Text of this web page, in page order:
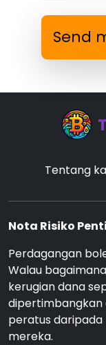
Send
Tentang
Nota Risiko
Perdagangan
Walau
kerugian dana
dipertimbangkan
peratus
mereka.